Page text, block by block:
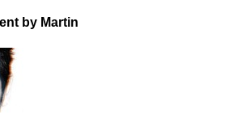
by Martin